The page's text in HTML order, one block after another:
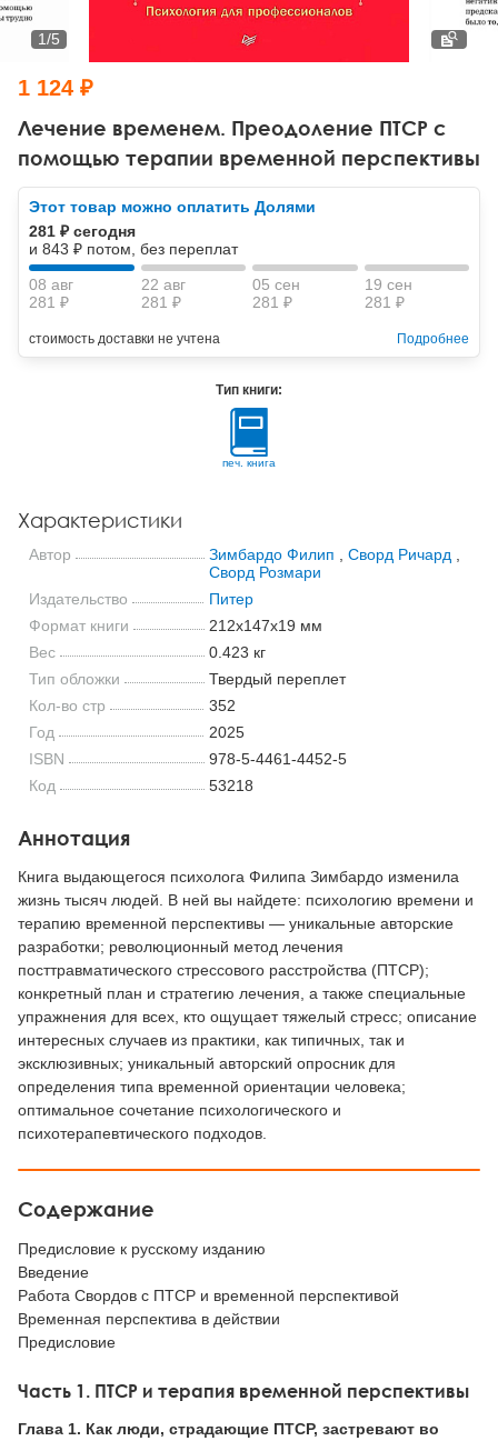
Тревожные расстройства, панические атаки
Психодрама
Другие направления психотерапии
Классический, эриксоновский гипноз и НЛП
НЛП
Психология труда и эргономика
Социальная психология
Социальная и организационная психология
Классический и юнгианский психоанализ
Лечение временем. Преодоление ПТСР с
помощью терапии временной перспективы
1/5
1 124 ₽
Этот товар можно оплатить Долями
281 ₽ сегодня
и 843 ₽ потом, без переплат
08 авг
281 ₽
22 авг
281 ₽
05 сен
281 ₽
19 сен
281 ₽
стоимость доставки не учтена Подробнее
Тип книги:
печ. книга
Характеристики
Автор Зимбардо Филип Сворд Ричард
Сворд Розмари
Издательство
Питер
Формат книги
212x147x19 мм
Вес
0.423 кг
Тип обложки
Твердый переплет
Кол-во стр
352
Год
2025
ISBN
978-5-4461-4452-5
Код
53218
Аннотация
Книга выдающегося психолога Филипа Зимбардо изменила
жизнь тысяч людей. В ней вы найдете: психологию времени и
терапию временной перспективы — уникальные авторские
разработки; революционный метод лечения
посттравматического стрессового расстройства (ПТСР);
конкретный план и стратегию лечения, а также специальные
упражнения для всех, кто ощущает тяжелый стресс; описание
интересных случаев из практики, как типичных, так и
эксклюзивных; уникальный авторский опросник для
определения типа временной ориентации человека;
оптимальное сочетание психологического и
психотерапевтического подходов.
Содержание
Предисловие к русскому изданию
Введение
Работа Свордов с ПТСР и временной перспективой
Временная перспектива в действии
Предисловие
Часть 1. ПТСР и терапия временной перспективы
Глава 1. Как люди, страдающие ПТСР, застревают во